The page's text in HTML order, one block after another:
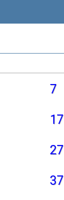
7
17
27
37